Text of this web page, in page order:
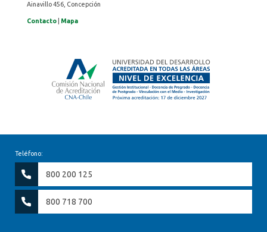
Ainavillo 456, Concepción
Contacto Mapa
Teléfono:
800 200 125
800 718 700